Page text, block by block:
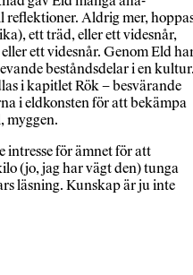
reflektioner. Aldrig mer,
ett träd, eller ett videsnår,
ett videsnår. Genom Eld
beståndsdelar i en
i kapitlet Rök – besvärande
i eldkonsten för att bekämpa
myggen.
intresse för ämnet för att
(jo, jag har vägt den) tunga
läsning. Kunskap är ju inte